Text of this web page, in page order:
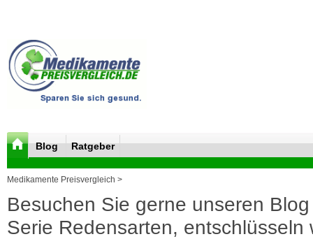
Blog Ratgeber
Medikamente Preisvergleich >
Besuchen Sie gerne unseren
Serie Redensarten, entschlüsseln